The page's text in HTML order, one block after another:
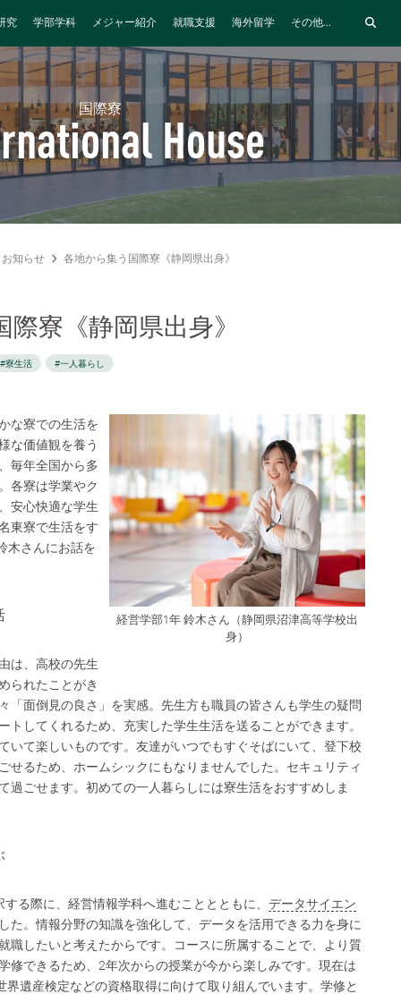
究 学部学科 メジャー紹介 就職支援 海外留学 その他...
国際寮
House
お知らせ 各地から集う国際寮《静岡県出身》
寮《静岡県出身》
#寮生活 #一人暮らし
経営学部1年 鈴木さん（静岡県沼津高等学校出
身）
な寮での生活を
な価値観を養う
毎年全国から多
各寮は学業やク
安心快適な学生
東寮で生活をす
木さんにお話を
は、高校の先生
られたことがき
「面倒見の良さ」を実感。先生方も職員の皆さんも学生の疑問
トしてくれるため、充実した学生生活を送ることができます。
いて楽しいものです。友達がいつでもすぐそばにいて、登下校
せるため、ホームシックにもなりませんでした。セキュリティ
過ごせます。初めての一人暮らしには寮生活をおすすめしま
る際に、経営情報学科へ進むこととともに、 データサイエン
た。情報分野の知識を強化して、データを活用できる力を身に
職したいと考えたからです。コースに所属することで、より質
修できるため、2年次からの授業が今から楽しみです。現在は
界遺産検定などの資格取得に向けて取り組んでいます。学修と